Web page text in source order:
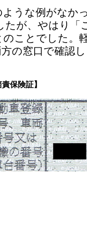
うな例がなか
たが、やはり「
ことでした。
の窓口で確認
責保険証】